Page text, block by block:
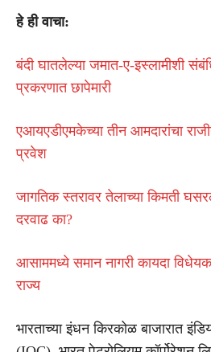
हे ही वाचा:
बंदी घातलेल्या जमात-ए-इस्लामीशी
प्रकरणात छापेमारी
एआयएडीएमकेच्या तीन आमदारांचा
प्रवेश
जागतिक स्तरावर तेलाच्या किमती
दरवाढ का?
आसाममध्ये समान नागरी कायदा
राज्य
भारताच्या इंधन किरकोळ बाजारात